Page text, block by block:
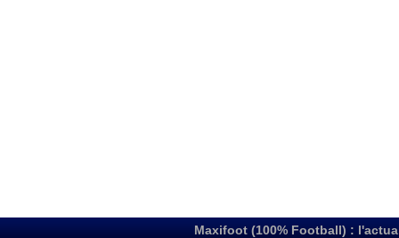
Maxifoot (100% Football) :